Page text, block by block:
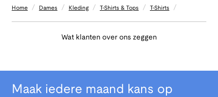
Home / Dames / Kleding / T-Shirts & Tops / T-Shirts /
Wat klanten over ons zeggen
Maak iedere maand kans op